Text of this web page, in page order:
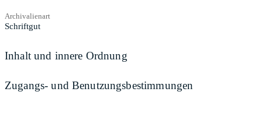
Archivalienart
Schriftgut
Inhalt und innere Ordnung
Zugangs- und Benutzungsbestimmungen